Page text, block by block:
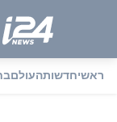
ראשיחדשותהעולם